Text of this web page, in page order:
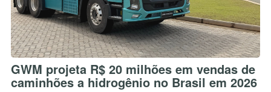
GWM projeta R$ 20 milhões em vendas de
caminhões a hidrogênio no Brasil em 2026